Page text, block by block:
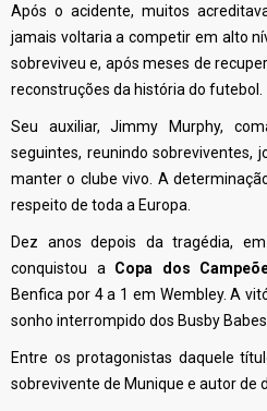
Após o acidente, muitos
jamais voltaria a competir em alto
sobreviveu e, após meses de
reconstruções da história do futebol.
Seu auxiliar, Jimmy Murphy,
seguintes, reunindo sobreviventes,
manter o clube vivo. A
respeito de toda a Europa.
Dez anos depois da tragédia,
conquistou a Copa dos
Benfica por 4 a 1 em Wembley. A
sonho interrompido dos Busby Babes.
Entre os protagonistas daquele
sobrevivente de Munique e autor de